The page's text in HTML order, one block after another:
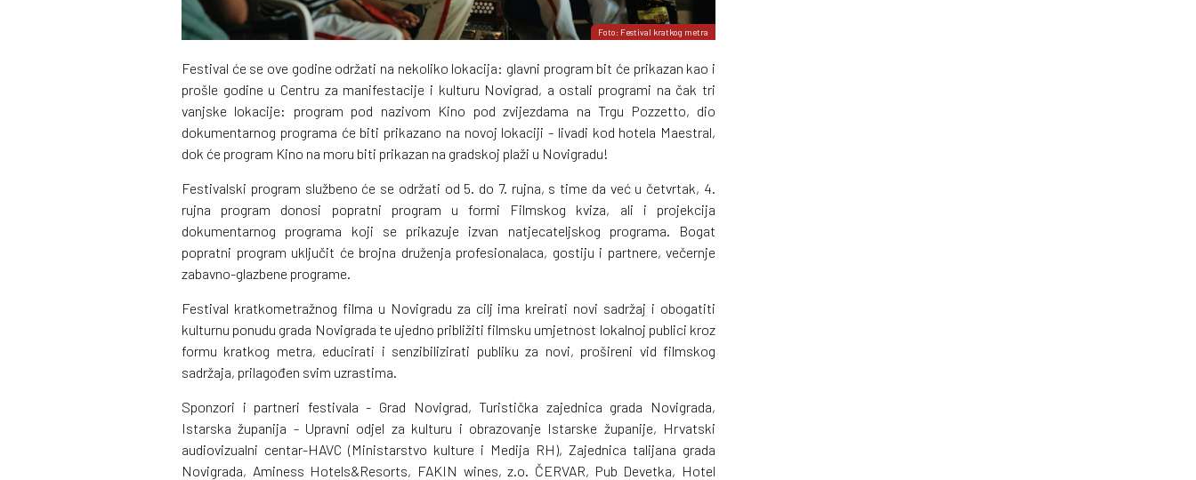
Foto: Festival kratkog metra
Festival će se ove godine održati na nekoliko lokacija: glavni program bit će prikazan kao i
prošle godine u Centru za manifestacije i kulturu Novigrad, a ostali programi na čak tri
vanjske lokacije: program pod nazivom Kino pod zvijezdama na Trgu Pozzetto, dio
dokumentarnog programa će biti prikazano na novoj lokaciji - livadi kod hotela Maestral,
dok će program Kino na moru biti prikazan na gradskoj plaži u Novigradu!
Festivalski program službeno će se održati od 5. do 7. rujna, s time da već u četvrtak, 4.
rujna program donosi popratni program u formi Filmskog kviza, ali i projekcija
dokumentarnog programa koji se prikazuje izvan natjecateljskog programa. Bogat
popratni program uključit će brojna druženja profesionalaca, gostiju i partnere, večernje
zabavno-glazbene programe.
Festival kratkometražnog filma u Novigradu za cilj ima kreirati novi sadržaj i obogatiti
kulturnu ponudu grada Novigrada te ujedno približiti filmsku umjetnost lokalnoj publici kroz
formu kratkog metra, educirati i senzibilizirati publiku za novi, prošireni vid filmskog
sadržaja, prilagođen svim uzrastima.
Sponzori i partneri festivala - Grad Novigrad, Turistička zajednica grada Novigrada,
Istarska županija - Upravni odjel za kulturu i obrazovanje Istarske županije, Hrvatski
audiovizualni centar-HAVC (Ministarstvo kulture i Medija RH), Zajednica talijana grada
Novigrada, Aminess Hotels&Resorts, FAKIN wines, z.o. ČERVAR, Pub Devetka, Hotel